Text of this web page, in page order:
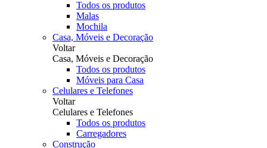
Todos os produtos
Malas
Mochila
Casa, Móveis e Decoração
Voltar
Casa, Móveis e Decoração
Todos os produtos
Móveis para Casa
Celulares e Telefones
Voltar
Celulares e Telefones
Todos os produtos
Carregadores
Construção